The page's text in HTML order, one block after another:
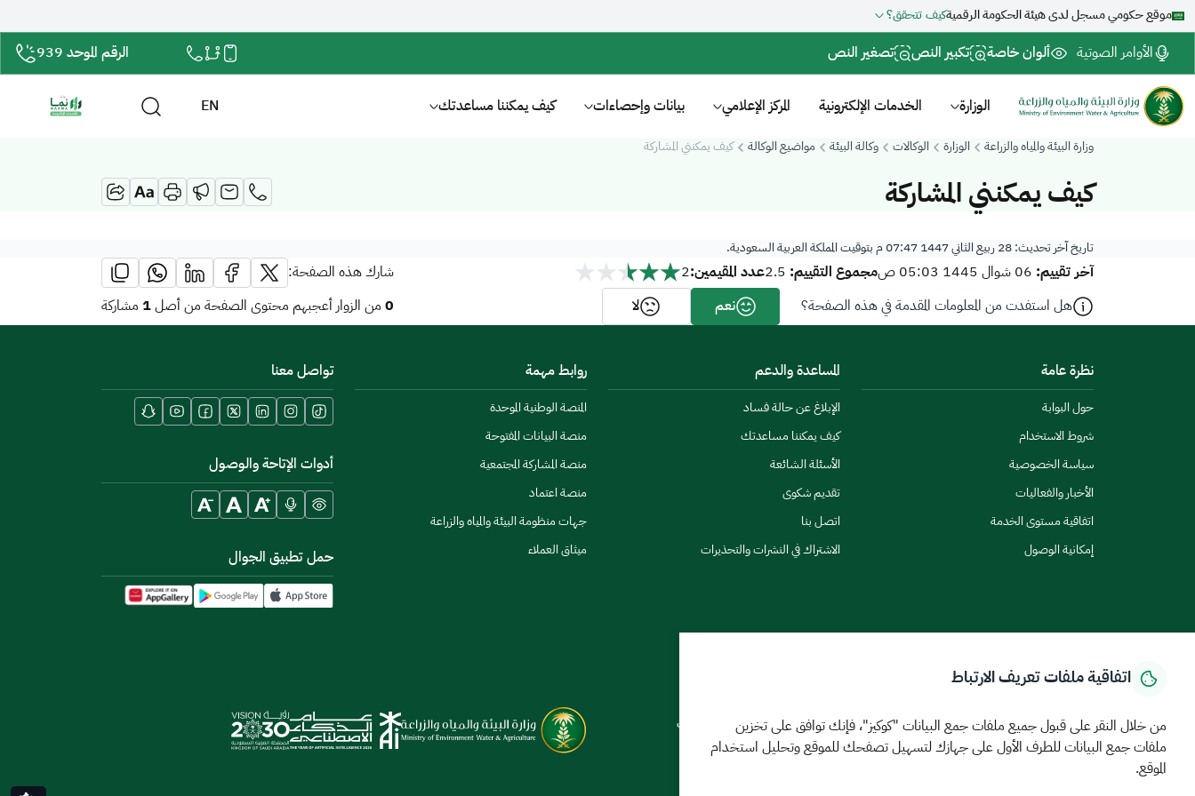
موقع حكومي مسجل لدى هيئة الحكومة الرقميةكيف تتحقق؟
الأوامر الصوتية ألوان خاصة تكبير النص تصغير النص الرقم الموحد 939
الوزارة الخدمات الإلكترونية المركز الإعلامي بيانات وإحصاءات كيف يمكننا مساعدتك EN
وزارة البيئة والمياه والزراعة الوزارة الوكالات وكالة البيئة مواضيع الوكالة كيف يمكنني المشاركة
كيف يمكنني المشاركة
تاريخ آخر تحديث:28 ربيع الثاني 1447 07:47 م بتوقيت المملكة العربية السعودية.
آخر تقييم: 06 شوال 1445 05:03 ص مجموع التقييم: 2.5عدد المقيمين:2
شارك هذه الصفحة:
هل استفدت من المعلومات المقدمة في هذه الصفحة؟
نعم لا 0من الزوار أعجبهم محتوى الصفحة من أصل1 مشاركة
نظرة عامة
حول البوابة
شروط الاستخدام
سياسة الخصوصية
الأخبار والفعاليات
اتفاقية مستوى الخدمة
إمكانية الوصول
المساعدة والدعم
الإبلاغ عن حالة فساد
كيف يمكننا مساعدتك
الأسئلة الشائعة
تقديم شكوى
اتصل بنا
الاشتراك في النشرات والتحذيرات
روابط مهمة
المنصة الوطنية الموحدة
منصة البيانات المفتوحة
منصة المشاركة المجتمعية
منصة اعتماد
جهات منظومة البيئة والمياه والزراعة
ميثاق العملاء
تواصل معنا
أدوات الإتاحة والوصول
حمل تطبيق الجوال
الرئيسيةالمركز الإعلاميبيانات و احصاءات
MEWA©جميع الحقوق محفوظة 2026
آخر تحديث للموقع في22 صفر 1448 09:18 ص
الشروط والأحكامسياسة الخصوصية خريطة الموقعخدمة Rss
اتفاقية ملفات تعريف الارتباط
من خلال النقر على قبول جميع ملفات جمع البيانات "كوكيز"، فإنك توافق على تخزين
ملفات جمع البيانات للطرف الأول على جهازك لتسهيل تصفحك للموقع وتحليل استخدام
الموقع.